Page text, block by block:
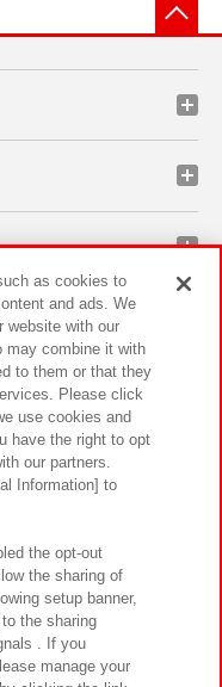
サイトポリシー
ビリティ方針と検証結果
るご質問・お問い合わせ
as cookies to
and ads. We
website with our
may combine it with
to them or that they
Please click
use cookies and
have the right to opt
our partners.
Information] to
the opt-out
the sharing of
setup banner,
the sharing
. If you
manage your